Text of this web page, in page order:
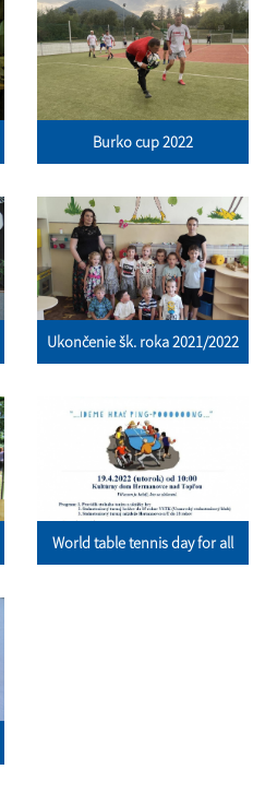
Burko cup 2022
Ukončenie šk. roka 2021/2022
World table tennis day for all